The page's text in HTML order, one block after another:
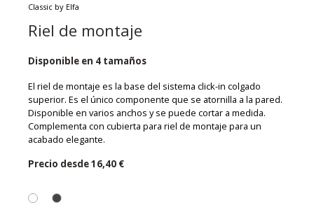
Classic by Elfa
Riel de montaje
Disponible en 4 tamaños
El riel de montaje es la base del sistema click-in colgado
superior. Es el único componente que se atornilla a la pared.
Disponible en varios anchos y se puede cortar a medida.
Complementa con cubierta para riel de montaje para un
acabado elegante.
Precio desde16,40 €